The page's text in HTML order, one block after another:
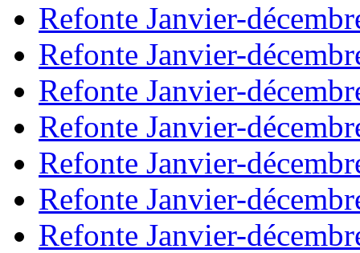
Refonte Janvier-
Refonte Janvier-
Refonte Janvier-
Refonte Janvier-
Refonte Janvier-
Refonte Janvier-
Refonte Janvier-